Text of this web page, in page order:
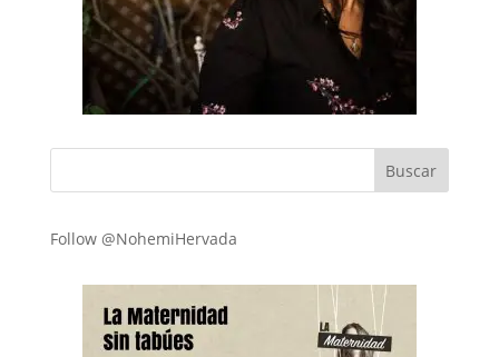
Follow @NohemiHervada